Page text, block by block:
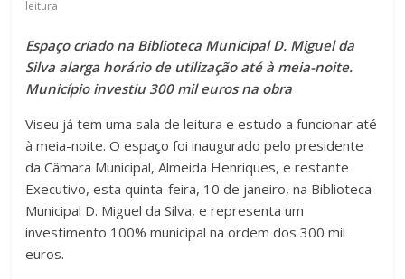
leitura
Espaço criado na Biblioteca Municipal D. Miguel da
Silva alarga horário de utilização até à meia-noite.
Município investiu 300 mil euros na obra
Viseu já tem uma sala de leitura e estudo a funcionar até
à meia-noite. O espaço foi inaugurado pelo presidente
da Câmara Municipal, Almeida Henriques, e restante
Executivo, esta quinta-feira, 10 de janeiro, na Biblioteca
Municipal D. Miguel da Silva, e representa um
investimento 100% municipal na ordem dos 300 mil
euros.